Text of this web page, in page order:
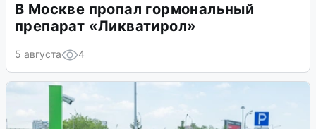
В Москве пропал гормональный
препарат «Ликватирол»
5 августа 4